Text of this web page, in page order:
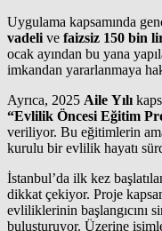
Uygulama kapsamında
vadeli ve faizsiz 150 bin
ocak ayından bu yana
imkandan yararlanmaya
Ayrıca, 2025 Aile Yılı
“Evlilik Öncesi Eğitim
veriliyor. Bu eğitimlerin
kurulu bir evlilik hayatı
İstanbul’da ilk kez
dikkat çekiyor. Proje
evliliklerinin başlangıcını
buluşturuyor. Üzerine